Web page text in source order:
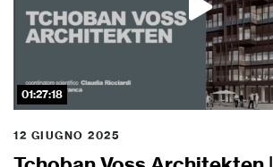
01:27:18
12 GIUGNO 2025